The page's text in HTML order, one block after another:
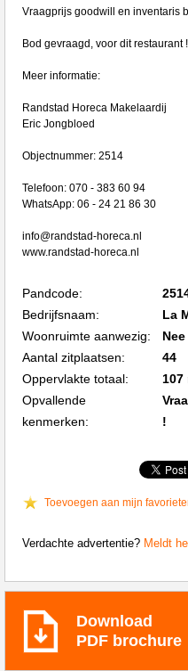
Vraagprijs goodwill en inventaris
Bod gevraagd, voor dit restaurant !
Meer informatie:
Randstad Horeca Makelaardij
Eric Jongbloed
Objectnummer: 2514
Telefoon: 070 - 383 60 94
WhatsApp: 06 - 24 21 86 30
info@randstad-horeca.nl
www.randstad-horeca.nl
Pandcode:
Bedrijfsnaam:
La
Woonruimte aanwezig:
Nee
Aantal zitplaatsen:
44
Oppervlakte totaal:
107
Opvallende
kenmerken:
!
Toevoegen aan mijn
Verdachte advertentie? Meldt
Download
PDF brochure